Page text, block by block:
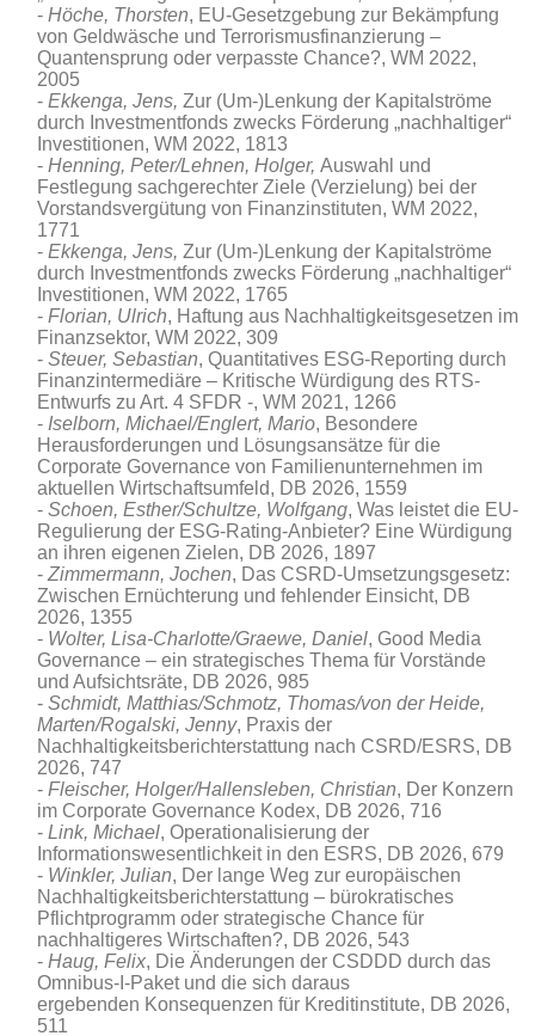
Höche, Thorsten, EU-Gesetzgebung zur Bekämpfung
von Geldwäsche und Terrorismusfinanzierung –
Quantensprung oder verpasste Chance?, WM 2022,
2005
Ekkenga, Jens, Zur (Um-)Lenkung der Kapitalströme
durch Investmentfonds zwecks Förderung „nachhaltiger“
Investitionen, WM 2022, 1813
Henning, Peter/Lehnen, Holger,Auswahl und
Festlegung sachgerechter Ziele (Verzielung) bei der
Vorstandsvergütung von Finanzinstituten, WM 2022,
1771
Ekkenga, Jens,Zur (Um-)Lenkung der Kapitalströme
durch Investmentfonds zwecks Förderung „nachhaltiger“
Investitionen, WM 2022, 1765
Florian, Ulrich, Haftung aus Nachhaltigkeitsgesetzen im
Finanzsektor, WM 2022, 309
Steuer, Sebastian, Quantitatives ESG-Reporting durch
Finanzintermediäre – Kritische Würdigung des RTS-
Entwurfs zu Art. 4 SFDR -, WM 2021, 1266
Iselborn, Michael/Englert, Mario, Besondere
Herausforderungen und Lösungsansätze für die
Corporate Governance von Familienunternehmen im
aktuellen Wirtschaftsumfeld, DB 2026, 1559
Schoen, Esther/Schultze, Wolfgang, Was leistet die EU-
Regulierung der ESG-Rating-Anbieter? Eine Würdigung
an ihren eigenen Zielen, DB 2026, 1897
Zimmermann, Jochen, Das CSRD-Umsetzungsgesetz:
Zwischen Ernüchterung und fehlender Einsicht, DB
2026, 1355
Wolter, Lisa-Charlotte/Graewe, Daniel, Good Media
Governance – ein strategisches Thema für Vorstände
und Aufsichtsräte, DB 2026, 985
Schmidt, Matthias/Schmotz, Thomas/von der Heide,
Marten/Rogalski, Jenny, Praxis der
Nachhaltigkeitsberichterstattung nach CSRD/ESRS, DB
2026, 747
Fleischer, Holger/Hallensleben, Christian, Der Konzern
im Corporate Governance Kodex, DB 2026, 716
Link, Michael, Operationalisierung der
Informationswesentlichkeit in den ESRS, DB 2026, 679
Winkler, Julian, Der lange Weg zur europäischen
Nachhaltigkeitsberichterstattung – bürokratisches
Pflichtprogramm oder strategische Chance für
nachhaltigeres Wirtschaften?, DB 2026, 543
Haug, Felix, Die Änderungen der CSDDD durch das
Omnibus-I-Paket und die sich daraus
ergebenden Konsequenzen für Kreditinstitute, DB 2026,
511